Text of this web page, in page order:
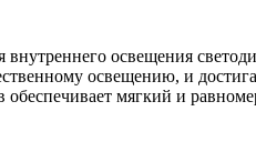
внутреннего освещения
освещению, и
обеспечивает мягкий и